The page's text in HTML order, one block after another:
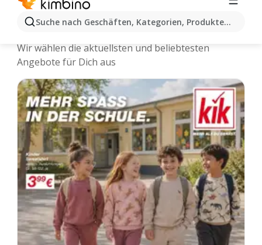
Suche nach Geschäften, Kategorien, Produkten...
Mömlingen - Neuste Prospekte und
Wir wählen die aktuellsten und beliebtesten
Angebote für Dich aus